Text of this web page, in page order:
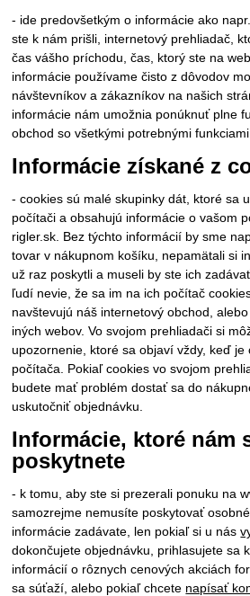
- ide predovšetkým o informácie ako
ste k nám prišli, internetový prehliadač,
čas vášho príchodu, čas, ktorý ste na
informácie používame čisto z dôvodov
návštevníkov a zákazníkov na našich
informácie nám umožnia ponúknuť plne
obchod so všetkými potrebnými funkciami.
Informácie získané z
- cookies sú malé skupinky dát, ktoré sa
počítači a obsahujú informácie o vašom
rigler.sk. Bez týchto informácií by sme
tovar v nákupnom košíku, nepamätali si
už raz poskytli a museli by ste ich
ľudí nevie, že sa im na ich počítač
navštevujú náš internetový obchod,
iných webov. Vo svojom prehliadači si
upozornenie, ktoré sa objaví vždy, keď je
počítača. Pokiaľ cookies vo svojom
budete mať problém dostať sa do
uskutočniť objednávku.
Informácie, ktoré nám
poskytnete
- k tomu, aby ste si prezerali ponuku na
samozrejme nemusíte poskytovať
informácie zadávate, len pokiaľ si u nás
dokončujete objednávku, prihlasujete sa
informácií o rôznych cenových akciách
sa súťaží, alebo pokiaľ chcete napísať